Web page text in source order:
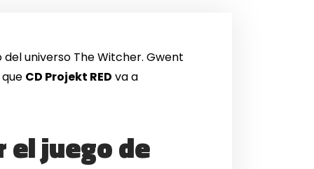
universo The Witcher. Gwent
CD Projekt RED va a
el juego de